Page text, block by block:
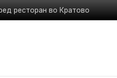
ресторан во Кратово